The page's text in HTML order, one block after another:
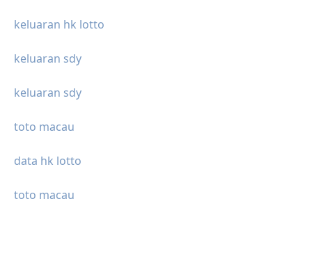
keluaran hk lotto
keluaran sdy
keluaran sdy
toto macau
data hk lotto
toto macau